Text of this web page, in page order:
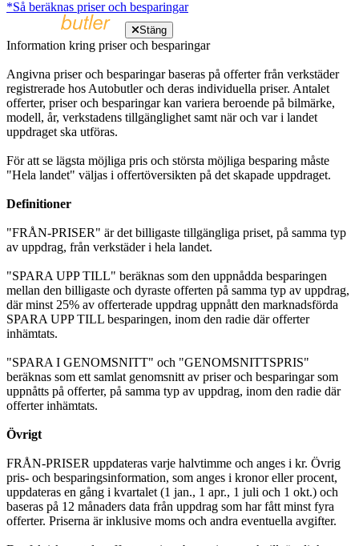
*Så beräknas priser och besparingar
Stäng
Information kring priser och besparingar
Angivna priser och besparingar baseras på offerter från verkstäder
registrerade hos Autobutler och deras individuella priser. Antalet
offerter, priser och besparingar kan variera beroende på bilmärke,
modell, år, verkstadens tillgänglighet samt när och var i landet
uppdraget ska utföras.
För att se lägsta möjliga pris och största möjliga besparing måste
"Hela landet" väljas i offertöversikten på det skapade uppdraget.
Definitioner
"FRÅN-PRISER" är det billigaste tillgängliga priset, på samma typ
av uppdrag, från verkstäder i hela landet.
"SPARA UPP TILL" beräknas som den uppnådda besparingen
mellan den billigaste och dyraste offerten på samma typ av uppdrag,
där minst 25% av offerterade uppdrag uppnått den marknadsförda
SPARA UPP TILL besparingen, inom den radie där offerter
inhämtats.
"SPARA I GENOMSNITT" och "GENOMSNITTSPRIS"
beräknas som ett samlat genomsnitt av priser och besparingar som
uppnåtts på offerter, på samma typ av uppdrag, inom den radie där
offerter inhämtats.
Övrigt
FRÅN-PRISER uppdateras varje halvtimme och anges i kr. Övrig
pris- och besparingsinformation, som anges i kronor eller procent,
uppdateras en gång i kvartalet (1 jan., 1 apr., 1 juli och 1 okt.) och
baseras på 12 månaders data från uppdrag som har fått minst fyra
offerter. Priserna är inklusive moms och andra eventuella avgifter.